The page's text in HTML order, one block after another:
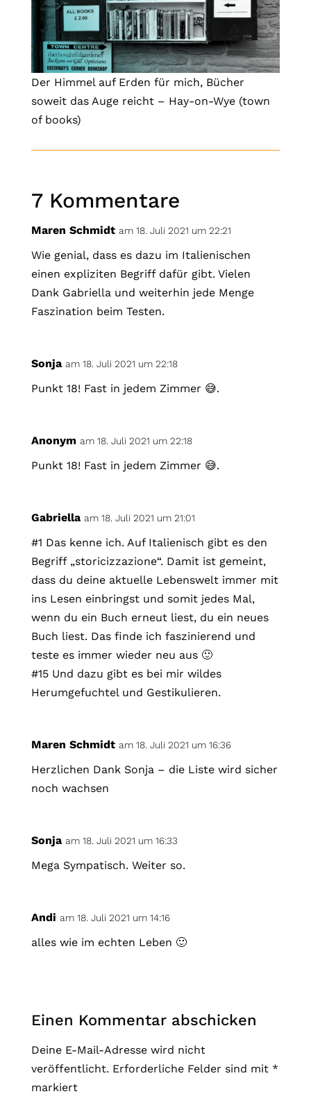
Der Himmel auf Erden für mich, Bücher
soweit das Auge reicht – Hay-on-Wye (town
of books)
7 Kommentare
Maren Schmidt am 18. Juli 2021 um 22:21
Wie genial, dass es dazu im Italienischen
einen expliziten Begriff dafür gibt. Vielen
Dank Gabriella und weiterhin jede Menge
Faszination beim Testen.
Sonja am 18. Juli 2021 um 22:18
Punkt 18! Fast in jedem Zimmer 😅.
Anonym am 18. Juli 2021 um 22:18
Punkt 18! Fast in jedem Zimmer 😅.
Gabriella am 18. Juli 2021 um 21:01
#1 Das kenne ich. Auf Italienisch gibt es den
Begriff „storicizzazione“. Damit ist gemeint,
dass du deine aktuelle Lebenswelt immer mit
ins Lesen einbringst und somit jedes Mal,
wenn du ein Buch erneut liest, du ein neues
Buch liest. Das finde ich faszinierend und
teste es immer wieder neu aus 🙂
#15 Und dazu gibt es bei mir wildes
Herumgefuchtel und Gestikulieren.
Maren Schmidt am 18. Juli 2021 um 16:36
Herzlichen Dank Sonja – die Liste wird sicher
noch wachsen
Sonja am 18. Juli 2021 um 16:33
Mega Sympatisch. Weiter so.
Andi am 18. Juli 2021 um 14:16
alles wie im echten Leben 🙂
Einen Kommentar abschicken
Deine E-Mail-Adresse wird nicht
veröffentlicht. Erforderliche Felder sind mit *
markiert